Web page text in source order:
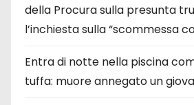
della Procura sulla presunta
l’inchiesta sulla “scommessa
Entra di notte nella piscina
tuffa: muore annegato un